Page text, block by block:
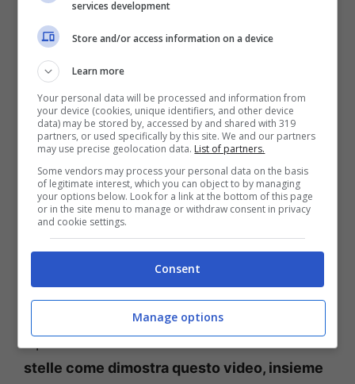
LEGGI ANCHE ->Gianluigi Nuzzi
perde lo staff | Giornalista di
Quarto Grado furioso | Cosa è
successo
Ecco perchè Gaia ha un seguito incredibile
anche suoi social, vanta ben 834 mila
followers. La cantante è divertente, solare ed
estremamente allegra. Insomma per lei
sembra essere davvero un momento d’oro, la
sua carriera è tutta in ascesa, i fans la amano
stelle come dimostra questo video, insieme
services development
Store and/or access information on a device
Learn more
Your personal data will be processed and information from
your device (cookies, unique identifiers, and other device
data) may be stored by, accessed by and shared with 319
partners, or used specifically by this site. We and our partners
may use precise geolocation data. List of partners.
Some vendors may process your personal data on the basis
of legitimate interest, which you can object to by managing
your options below. Look for a link at the bottom of this page
or in the site menu to manage or withdraw consent in privacy
and cookie settings.
Consent
Manage options